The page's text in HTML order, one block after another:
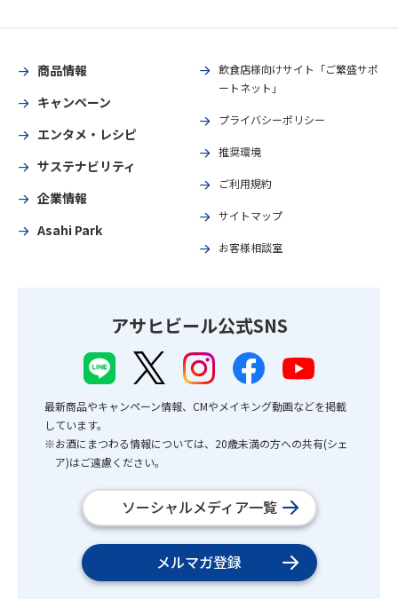
商品情報
キャンペーン
エンタメ・レシピ
サステナビリティ
企業情報
Asahi Park
飲食店様向けサイト「ご繁盛サポ
ートネット」
プライバシーポリシー
推奨環境
ご利用規約
サイトマップ
お客様相談室
アサヒビール公式SNS
最新商品やキャンペーン情報、CMやメイキング動画などを掲載
しています。
※お酒にまつわる情報については、20歳未満の方への共有(シェ
ア)はご遠慮ください。
ソーシャルメディア一覧
メルマガ登録